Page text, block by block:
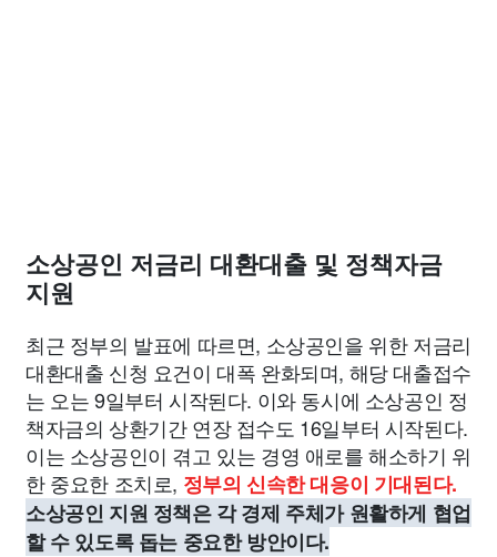
소상공인 저금리 대환대출 및 정책자금
지원
최근 정부의 발표에 따르면, 소상공인을 위한 저금리
대환대출 신청 요건이 대폭 완화되며, 해당 대출접수
는 오는 9일부터 시작된다. 이와 동시에 소상공인 정
책자금의 상환기간 연장 접수도 16일부터 시작된다.
이는 소상공인이 겪고 있는 경영 애로를 해소하기 위
한 중요한 조치로, 정부의 신속한 대응이 기대된다.
소상공인 지원 정책은 각 경제 주체가 원활하게 협업
할 수 있도록 돕는 중요한 방안이다.